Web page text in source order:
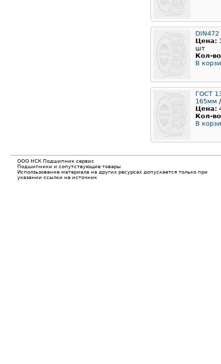
Цена:
шт
Кол-
В
ГОСТ
165мм /
Цена:
Кол-
В
ООО НСК Подшипник сервис
Подшипники и сопутствующие товары
Исползьзование материала на других ресурсах допускается только при
указании ссылки на источник